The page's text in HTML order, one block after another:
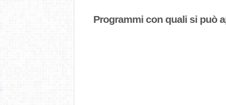
Programmi con quali si può